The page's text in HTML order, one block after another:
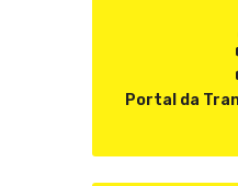
Portal da